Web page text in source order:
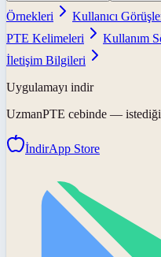
Örnekleri
Kullanıcı
PTE Kelimeleri
Kullanım
İletişim Bilgileri
Uygulamayı indir
UzmanPTE cebinde —
İndirApp Store